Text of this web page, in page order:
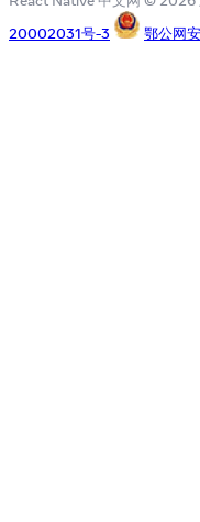
20002031号-3
鄂公网